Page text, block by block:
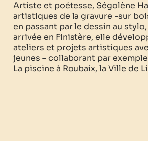
Artiste et poétesse, Ségolène
artistiques de la gravure -sur
en passant par le dessin au
arrivée en Finistère, elle
ateliers et projets artistiques
jeunes – collaborant par
La piscine à Roubaix, la Ville de